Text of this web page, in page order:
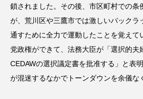
鎖されました。その後、市区町村での条
が、荒川区や三鷹市では激しいバックラ
通すために全力で運動したことを覚えて
党政権ができて、法務大臣が「選択的夫
CEDAWの選択議定書を批准する」と表
が混迷するなかでトーンダウンを余儀な